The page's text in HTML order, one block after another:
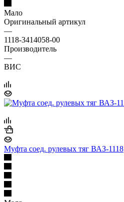
Мало
Оригинальный артикул
—
1118-3414058-00
Производитель
—
ВИС
Муфта соед. рулевых тяг ВАЗ-1118